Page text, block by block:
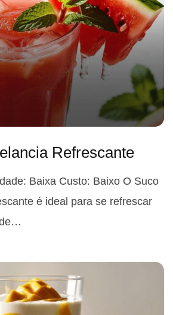
Refrescante
Baixa Custo: Baixo O Suco
é ideal para se refrescar